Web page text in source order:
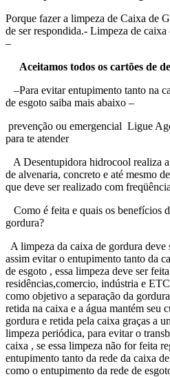
Porque fazer a limpeza de Caixa de
de ser respondida.- Limpeza de
–
Aceitamos todos os cartões de
–Para evitar entupimento tanto na
de esgoto saiba mais abaixo –
prevenção ou emergencial Ligue
para te atender
A Desentupidora hidrocool realiza
de alvenaria, concreto e até mesmo
que deve ser realizado com
Como é feita e quais os benefícios
gordura?
A limpeza da caixa de gordura deve
assim evitar o entupimento tanto da
de esgoto , essa limpeza deve ser
residências,comercio, indústria e
como objetivo a separação da
retida na caixa e a água mantém seu
gordura e retida pela caixa graças a
limpeza periódica, para evitar o
caixa , se essa limpeza não for feita
entupimento tanto da rede da caixa
como o entupimento da rede de